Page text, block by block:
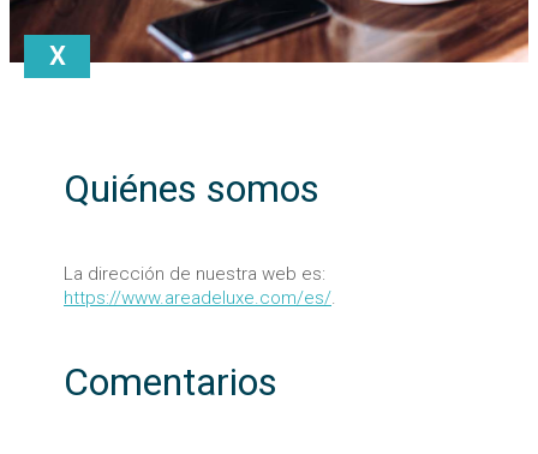
X
Quiénes somos
La dirección de nuestra web es:
https://www.areadeluxe.com/es/.
Comentarios